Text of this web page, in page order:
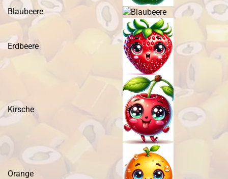
Blaubeere
Erdbeere
Kirsche
Orange